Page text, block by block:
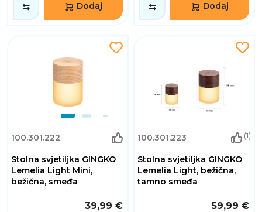
Dodaj Dodaj
100.301.222
Stolna svjetiljka GINGKO
Lemelia Light Mini,
bežična, smeđa
39,99 €
100.301.223 (1)
Stolna svjetiljka GINGKO
Lemelia Light, bežična,
tamno smeđa
59,99 €